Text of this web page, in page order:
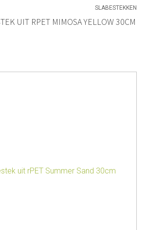
SLABESTEKKEN
UIT RPET MIMOSA YELLOW 30CM